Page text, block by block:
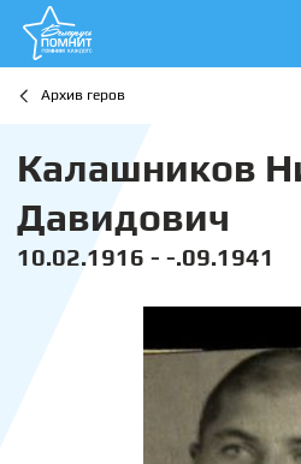
Архив геров
Калашников
Давидович
10.02.1916 - -.09.1941